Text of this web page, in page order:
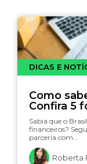
DICAS E
Como
Confira 5
Sabia que o
financeiros?
parceria com…
Roberta